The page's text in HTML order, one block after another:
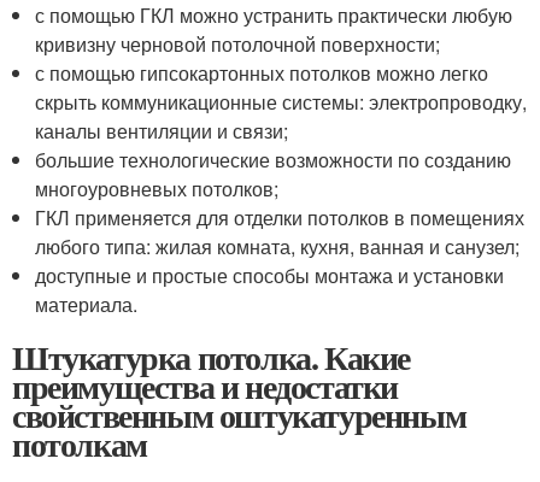
с помощью ГКЛ можно устранить практически любую
кривизну черновой потолочной поверхности;
с помощью гипсокартонных потолков можно легко
скрыть коммуникационные системы: электропроводку,
каналы вентиляции и связи;
большие технологические возможности по созданию
многоуровневых потолков;
ГКЛ применяется для отделки потолков в помещениях
любого типа: жилая комната, кухня, ванная и санузел;
доступные и простые способы монтажа и установки
материала.
Штукатурка потолка. Какие
преимущества и недостатки
свойственным оштукатуренным
потолкам